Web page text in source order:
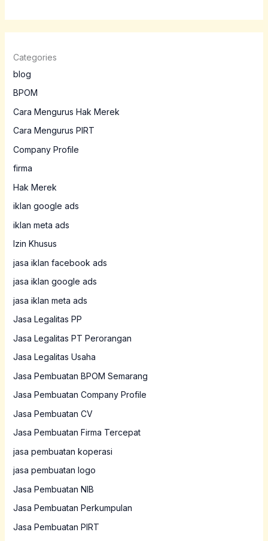
Categories
blog
BPOM
Cara Mengurus Hak Merek
Cara Mengurus PIRT
Company Profile
firma
Hak Merek
iklan google ads
iklan meta ads
Izin Khusus
jasa iklan facebook ads
jasa iklan google ads
jasa iklan meta ads
Jasa Legalitas PP
Jasa Legalitas PT Perorangan
Jasa Legalitas Usaha
Jasa Pembuatan BPOM Semarang
Jasa Pembuatan Company Profile
Jasa Pembuatan CV
Jasa Pembuatan Firma Tercepat
jasa pembuatan koperasi
jasa pembuatan logo
Jasa Pembuatan NIB
Jasa Pembuatan Perkumpulan
Jasa Pembuatan PIRT